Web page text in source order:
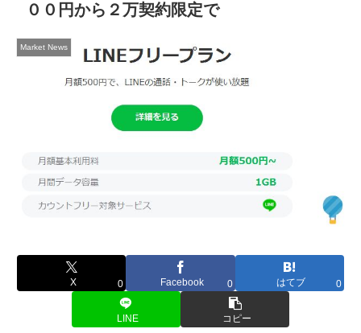
００円から２万契約限定で
Market News
X 0 Facebook 0 はてブ 0
LINE コピー